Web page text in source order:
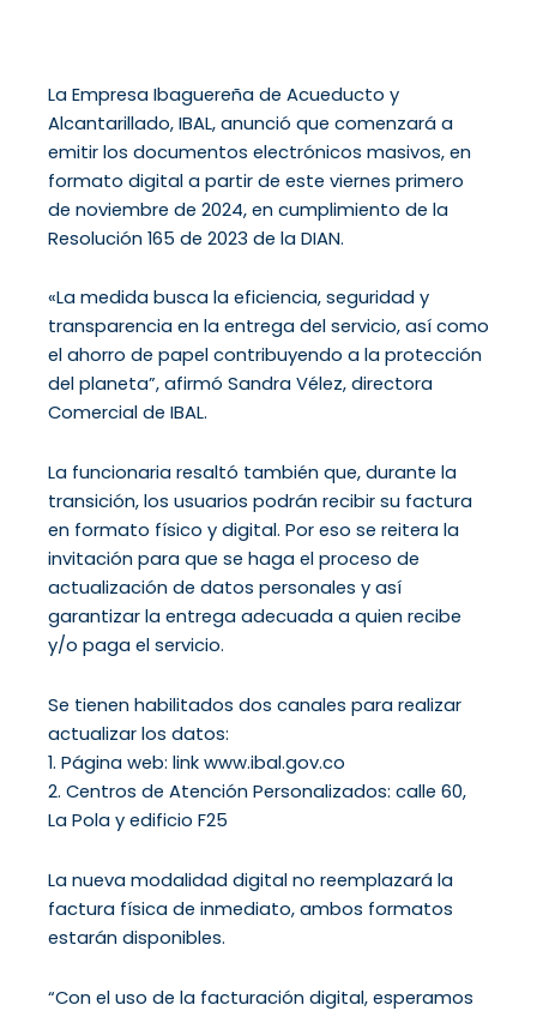
La Empresa Ibaguereña de Acueducto y
Alcantarillado, IBAL, anunció que comenzará a
emitir los documentos electrónicos masivos, en
formato digital a partir de este viernes primero
de noviembre de 2024, en cumplimiento de la
Resolución 165 de 2023 de la DIAN.
«La medida busca la eficiencia, seguridad y
transparencia en la entrega del servicio, así como
el ahorro de papel contribuyendo a la protección
del planeta”, afirmó Sandra Vélez, directora
Comercial de IBAL.
La funcionaria resaltó también que, durante la
transición, los usuarios podrán recibir su factura
en formato físico y digital. Por eso se reitera la
invitación para que se haga el proceso de
actualización de datos personales y así
garantizar la entrega adecuada a quien recibe
y/o paga el servicio.
Se tienen habilitados dos canales para realizar
actualizar los datos:
1. Página web: link www.ibal.gov.co
2. Centros de Atención Personalizados: calle 60,
La Pola y edificio F25
La nueva modalidad digital no reemplazará la
factura física de inmediato, ambos formatos
estarán disponibles.
“Con el uso de la facturación digital, esperamos